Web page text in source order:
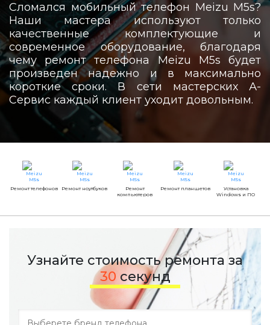
Сломался мобильный телефон Meizu M5s?
Наши мастера используют только
качественные комплектующие и
современное оборудование, благодаря
чему ремонт телефона Meizu M5s будет
произведен надежно и в максимально
короткие сроки. В сети мастерских А-
Сервис каждый клиент уходит довольным.
Ремонт телефонов Ремонт ноутбуков
Ремонт
компьютеров
Ремонт планшетов
Установка
Windows и ПО
Узнайте стоимость ремонта за
30 секунд